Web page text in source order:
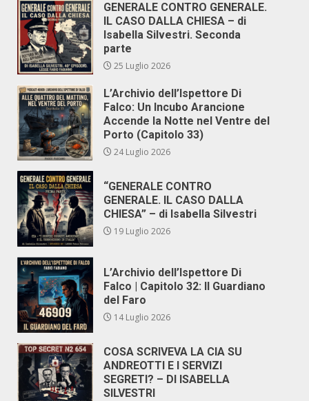
GENERALE CONTRO GENERALE.
IL CASO DALLA CHIESA – di
Isabella Silvestri. Seconda
parte
25 Luglio 2026
L’Archivio dell’Ispettore Di
Falco: Un Incubo Arancione
Accende la Notte nel Ventre del
Porto (Capitolo 33)
24 Luglio 2026
“GENERALE CONTRO
GENERALE. IL CASO DALLA
CHIESA” – di Isabella Silvestri
19 Luglio 2026
L’Archivio dell’Ispettore Di
Falco | Capitolo 32: Il Guardiano
del Faro
14 Luglio 2026
COSA SCRIVEVA LA CIA SU
ANDREOTTI E I SERVIZI
SEGRETI? – DI ISABELLA
SILVESTRI